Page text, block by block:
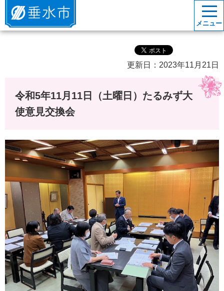
垂水市
メニュー
更新日：2023年11月21日
令和5年11月11日（土曜日）たるみず大
使意見交換会